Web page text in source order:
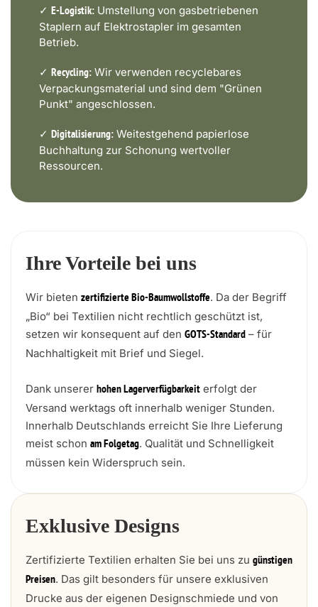
✓ E-Logistik: Umstellung von gasbetriebenen
Staplern auf Elektrostapler im gesamten
Betrieb.
✓ Recycling: Wir verwenden recyclebares
Verpackungsmaterial und sind dem "Grünen
Punkt" angeschlossen.
✓ Digitalisierung: Weitestgehend papierlose
Buchhaltung zur Schonung wertvoller
Ressourcen.
Ihre Vorteile bei uns
Wir bieten zertifizierte Bio-Baumwollstoffe. Da der Begriff
„Bio“ bei Textilien nicht rechtlich geschützt ist,
setzen wir konsequent auf den GOTS-Standard – für
Nachhaltigkeit mit Brief und Siegel.
Dank unserer hohen Lagerverfügbarkeit erfolgt der
Versand werktags oft innerhalb weniger Stunden.
Innerhalb Deutschlands erreicht Sie Ihre Lieferung
meist schon am Folgetag. Qualität und Schnelligkeit
müssen kein Widerspruch sein.
Exklusive Designs
Zertifizierte Textilien erhalten Sie bei uns zu günstigen
Preisen. Das gilt besonders für unsere exklusiven
Drucke aus der eigenen Designschmiede und von